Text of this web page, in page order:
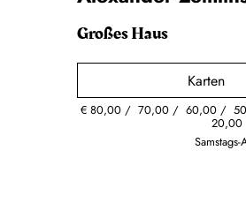
Großes Haus
Karten
€80,00 70,00 60,00
20,00
Samstags-